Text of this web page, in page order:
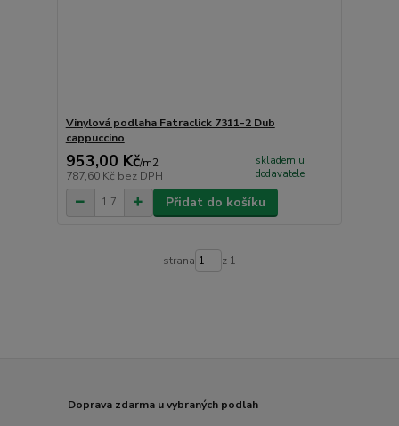
Vinylová podlaha Fatraclick 7311-2 Dub
cappuccino
953,00 Kč/m2
787,60 Kč bez DPH
skladem u
dodavatele
Přidat do košíku
strana z 1
Doprava zdarma u vybraných podlah